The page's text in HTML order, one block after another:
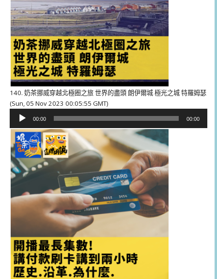
140. 奶茶挪威穿越北極圈之旅 世界的盡頭 朗伊爾城 極光之城 特羅姆瑟
(Sun, 05 Nov 2023 00:05:55 GMT)
播
放
器
00:00 00:00